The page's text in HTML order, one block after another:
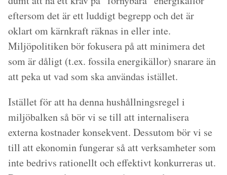
eftersom det är ett luddigt begrepp och det är
oklart om kärnkraft räknas in eller inte.
Miljöpolitiken bör fokusera på att minimera det
som är dåligt (t.ex. fossila energikällor) snarare än
att peka ut vad som ska användas istället.
Istället för att ha denna hushållningsregel i
miljöbalken så bör vi se till att internalisera
externa kostnader konsekvent. Dessutom bör vi se
till att ekonomin fungerar så att verksamheter som
inte bedrivs rationellt och effektivt konkurreras ut.